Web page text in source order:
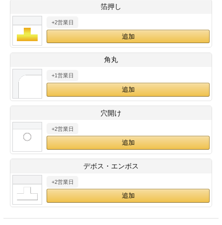
印刷
印刷
フォルダー
ファイル印刷
ァイル印刷
印刷
刷
名刺印刷
印刷
ムカード印刷
フォルダー
ファイル印刷
箔押し
+2営業日
角丸
+1営業日
穴開け
+2営業日
デボス・エンボス
+2営業日